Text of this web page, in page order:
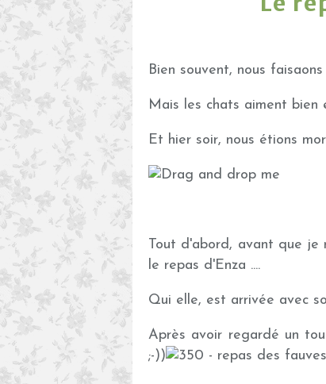
Bien souvent, nous
Mais les chats aiment
Et hier soir, nous étions
Tout d'abord, avant que je
le repas d'Enza ....
Qui elle, est arrivée avec
Après avoir regardé un
;-))